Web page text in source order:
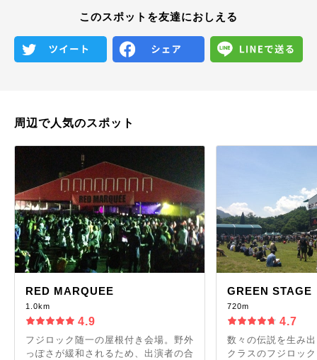
このスポットを友達におしえる
周辺で人気のスポット
RED MARQUEE
1.0km
4.9
フジロック随一の屋根付き会場。野外
っぽさが緩和されるため、出演者の合
GREEN STAGE
720m
4.7
数々の伝説を生み
クラスのフジロッ